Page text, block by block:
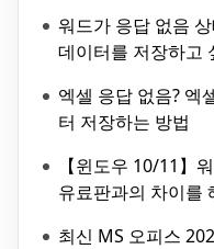
워드가 응답 없음
데이터를 저장하고
엑셀 응답 없음? 엑
터 저장하는 방법
【윈도우 10/11】
유료판과의 차이를
최신 MS 오피스